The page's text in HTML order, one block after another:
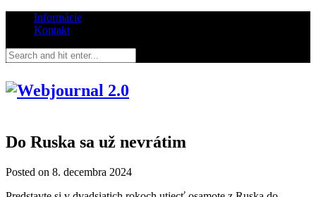
Informácie
Kontakt
Do Ruska sa už nevrátim
Posted on 8. decembra 2024